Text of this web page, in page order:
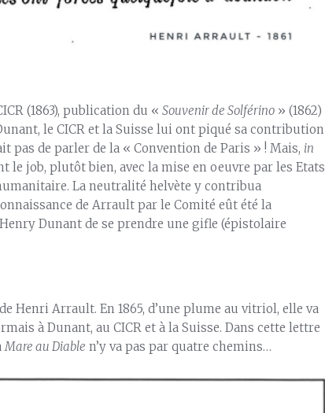
(1863), publication du « Souvenir de Solférino » (1862)
le CICR et la Suisse lui ont piqué sa contribution
pas de parler de la « Convention de Paris » ! Mais, in
le job, plutôt bien, avec la mise en oeuvre par les Etats
La neutralité helvète y contribua
de Arrault par le Comité eût été la
Dunant de se prendre une gifle (épistolaire
Henri Arrault. En 1865, d’une plume au vitriol, elle va
à Dunant, au CICR et à la Suisse. Dans cette lettre
Mare au Diable n’y va pas par quatre chemins…